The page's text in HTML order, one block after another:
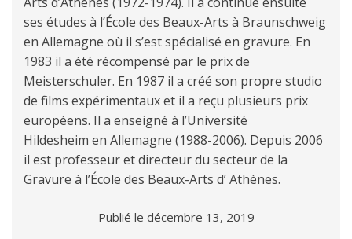
ses études à l’École des Beaux-Arts à Braunschweig
en Allemagne où il s’est spécialisé en gravure. En
1983 il a été récompensé par le prix de
Meisterschuler. En 1987 il a créé son propre studio
de films expérimentaux et il a reçu plusieurs prix
européens. Il a enseigné à l’Université
Hildesheim en Allemagne (1988-2006). Depuis 2006
il est professeur et directeur du secteur de la
Gravure à l’École des Beaux-Arts d’ Athènes.
Publié le décembre 13, 2019